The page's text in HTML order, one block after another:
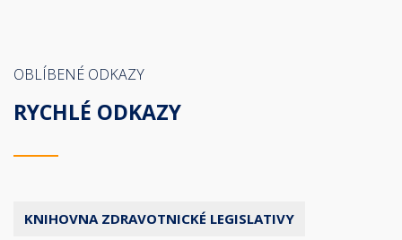
OBLÍBENÉ ODKAZY
RYCHLÉ ODKAZY
KNIHOVNA ZDRAVOTNICKÉ LEGISLATIVY